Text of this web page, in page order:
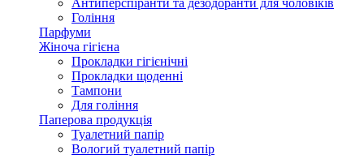
Антиперспіранти та дезодоранти для чоловіків
Гоління
Парфуми
Жіноча гігієна
Прокладки гігієнічні
Прокладки щоденні
Тампони
Для гоління
Паперова продукція
Туалетний папір
Вологий туалетний папір